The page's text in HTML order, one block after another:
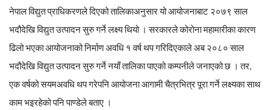
नेपाल विद्युत प्राधिकरणले दिएको तालिकाअनुसार यो आयोजनाबाट २०७९ साल
भदौदेखि विद्युत उत्पादन सुरु गर्ने लक्ष्य थियो सरकारले कोरोना महामारीका कारण
ढिलो भएका आयोजनाको निर्माण अवधि १ वर्ष थप गरिदिएकाले अब २०८० साल
भदौदेखि विद्युत उत्पादन सुरु गर्ने नयाँ तालिका पाएको कम्पनीले जनाएको छ तर,
एक वर्षको सयमअवधि थप गरेपनि आयोजना आगामी चैत्रभित्र पूरा गर्ने लक्ष्यका साथ
काम भइरहेको पनि पाण्डेले बताए